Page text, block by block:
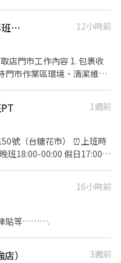
茶葉、幹部津貼...）、春
另一份工作 排班彈性 -如果
！ 基本時數4～8小時上班
3.電話接聽☎️ 4.門市外送
🦐鳳山五甲三💖蝦皮智取店🦐#早班時薪 #晚班時薪 #完整教育訓練
12小時前
店門市工作內容 1. 包裹收
門市作業區環境、清潔維護
2間以內) 4. 須配合蝦皮店
店門市支援 . 班別 🟢早班
間可到班🔺 🟢晚班時間：
性延後，時間都有可能會
本人帳戶，無法領現 ▶提
習考核，皆有計薪 . 休假制
三路103巷6號1樓 跑點門
甲二路560號1樓 鳳山瑞春 -
山鎮南 - 智取店 高雄市鳳山
1週前
有整理習慣 * 有服務熱
希望你 * 準
16小時前
津貼等……….
）
3週前